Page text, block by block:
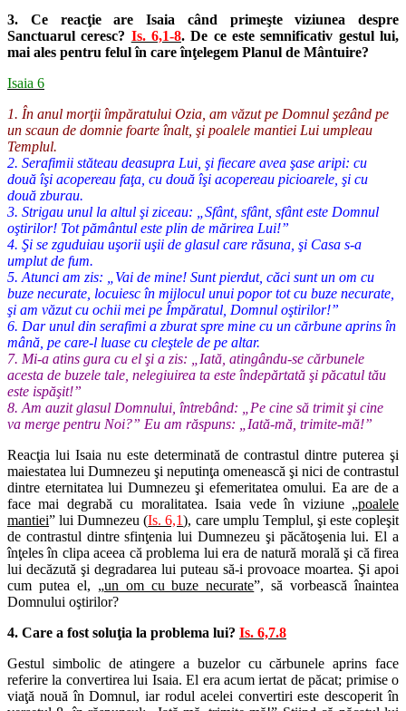
3. Ce reacţie are Isaia când primeşte viziunea despre
Sanctuarul ceresc? Is. 6,1-8. De ce este semnificativ gestul lui,
mai ales pentru felul în care înţelegem Planul de Mântuire?
Isaia 6
1. În anul morţii împăratului Ozia, am văzut pe Domnul şezând pe
un scaun de domnie foarte înalt, şi poalele mantiei Lui umpleau
Templul.
2. Serafimii stăteau deasupra Lui, şi fiecare avea şase aripi: cu
două îşi acopereau faţa, cu două îşi acopereau picioarele, şi cu
două zburau.
3. Strigau unul la altul şi ziceau: „Sfânt, sfânt, sfânt este Domnul
oştirilor! Tot pământul este plin de mărirea Lui!”
4. Şi se zguduiau uşorii uşii de glasul care răsuna, şi Casa s-a
umplut de fum.
5. Atunci am zis: „Vai de mine! Sunt pierdut, căci sunt un om cu
buze necurate, locuiesc în mijlocul unui popor tot cu buze necurate,
şi am văzut cu ochii mei pe Împăratul, Domnul oştirilor!”
6. Dar unul din serafimi a zburat spre mine cu un cărbune aprins în
mână, pe care-l luase cu cleştele de pe altar.
7. Mi-a atins gura cu el şi a zis: „Iată, atingându-se cărbunele
acesta de buzele tale, nelegiuirea ta este îndepărtată şi păcatul tău
este ispăşit!”
8. Am auzit glasul Domnului, întrebând: „Pe cine să trimit şi cine
va merge pentru Noi?” Eu am răspuns: „Iată-mă, trimite-mă!”
Reacţia lui Isaia nu este determinată de contrastul dintre puterea şi
maiestatea lui Dumnezeu şi neputinţa omenească şi nici de contrastul
dintre eternitatea lui Dumnezeu şi efemeritatea omului. Ea are de a
face mai degrabă cu moralitatea. Isaia vede în viziune „poalele
mantiei” lui Dumnezeu (Is. 6,1), care umplu Templul, şi este copleşit
de contrastul dintre sfinţenia lui Dumnezeu şi păcătoşenia lui. El a
înţeles în clipa aceea că problema lui era de natură morală şi că firea
lui decăzută şi degradarea lui puteau să-i provoace moartea. Şi apoi
cum putea el, „un om cu buze necurate”, să vorbească înaintea
Domnului oştirilor?
4. Care a fost soluţia la problema lui? Is. 6,7.8
Gestul simbolic de atingere a buzelor cu cărbunele aprins face
referire la convertirea lui Isaia. El era acum iertat de păcat; primise o
viaţă nouă în Domnul, iar rodul acelei convertiri este descoperit în